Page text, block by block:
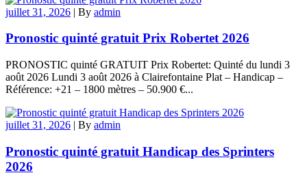
juillet 31, 2026 | By admin
Pronostic quinté gratuit Prix Robertet 2026
PRONOSTIC quinté GRATUIT Prix Robertet: Quinté du lundi 3
août 2026 Lundi 3 août 2026 à Clairefontaine Plat – Handicap –
Référence: +21 – 1800 mètres – 50.900 €...
juillet 31, 2026 | By admin
Pronostic quinté gratuit Handicap des Sprinters
2026